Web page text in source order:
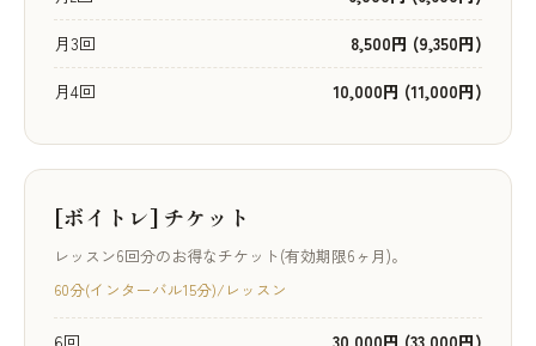
月3回
8,500円 (9,350円)
月4回
10,000円 (11,000円)
[ボイトレ] チケット
レッスン6回分のお得なチケット(有効期限6ヶ月)。
60分(インターバル15分)/レッスン
6回 30,000円 (33,000円)